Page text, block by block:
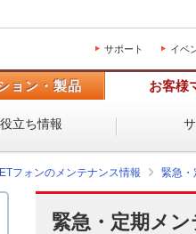
サポート イベ
ョン・製品 お客様
立ち情報
フォンのメンテナンス情報 緊急・
緊急・定期メ